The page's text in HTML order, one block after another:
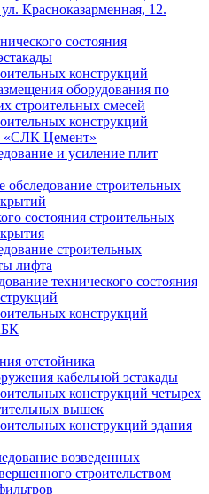
Красноказарменная, 12.
состояния
конструкций
оборудования по
строительных смесей
конструкций
Цемент»
и усиление плит
обследование строительных
состояния строительных
строительных
лифта
технического состояния
конструкций
отстойника
кабельной эстакады
конструкций четырех
вышек
конструкций здания
возведенных
строительством